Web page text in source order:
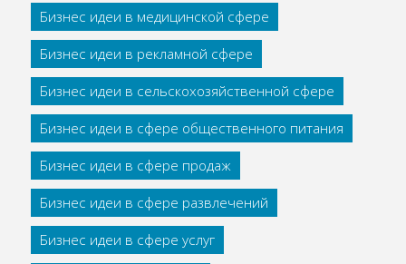
Бизнес идеи в медицинской сфере
Бизнес идеи в рекламной сфере
Бизнес идеи в сельскохозяйственной сфере
Бизнес идеи в сфере общественного питания
Бизнес идеи в сфере продаж
Бизнес идеи в сфере развлечений
Бизнес идеи в сфере услуг